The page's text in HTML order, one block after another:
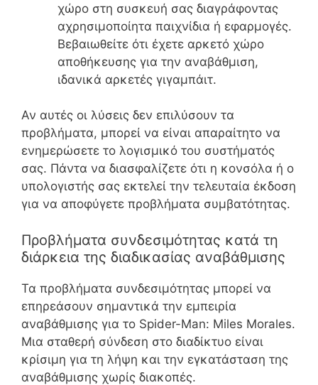
χώρο στη συσκευή σας διαγράφοντας
αχρησιμοποίητα παιχνίδια ή εφαρμογές.
Βεβαιωθείτε ότι έχετε αρκετό χώρο
αποθήκευσης για την αναβάθμιση,
ιδανικά αρκετές γιγαμπάιτ.
Αν αυτές οι λύσεις δεν επιλύσουν τα
προβλήματα, μπορεί να είναι απαραίτητο να
ενημερώσετε το λογισμικό του συστήματός
σας. Πάντα να διασφαλίζετε ότι η κονσόλα ή ο
υπολογιστής σας εκτελεί την τελευταία έκδοση
για να αποφύγετε προβλήματα συμβατότητας.
Προβλήματα συνδεσιμότητας κατά τη
διάρκεια της διαδικασίας αναβάθμισης
Τα προβλήματα συνδεσιμότητας μπορεί να
επηρεάσουν σημαντικά την εμπειρία
αναβάθμισης για το Spider-Man: Miles Morales.
Μια σταθερή σύνδεση στο διαδίκτυο είναι
κρίσιμη για τη λήψη και την εγκατάσταση της
αναβάθμισης χωρίς διακοπές.